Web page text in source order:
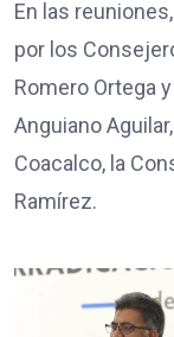
En las
por los
Romero Ortega
Anguiano
Coacalco, la
Ramírez.